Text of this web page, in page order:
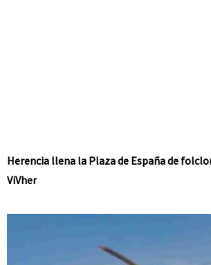
Herencia llena la Plaza de España de
ViVher